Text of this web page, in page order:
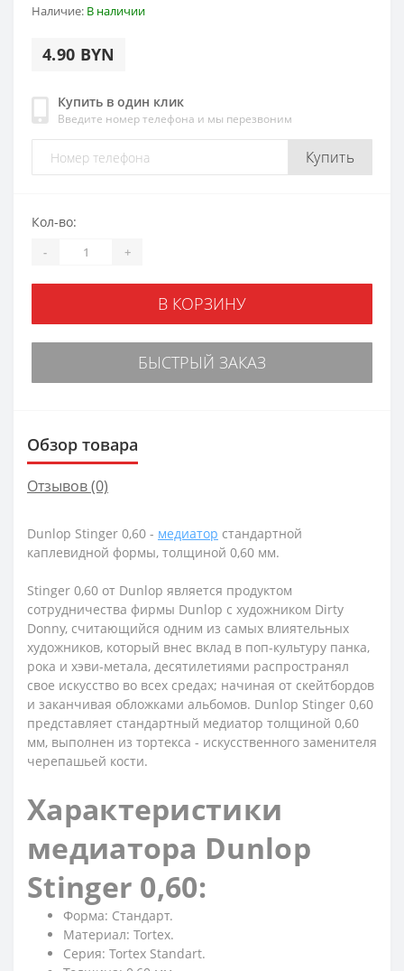
Наличие: В наличии
4.90 BYN
Купить в один клик
Введите номер телефона и мы перезвоним
Купить
Кол-во:
- +
В КОРЗИНУ
БЫСТРЫЙ ЗАКАЗ
Обзор товара
Отзывов (0)
Dunlop Stinger 0,60 - медиатор стандартной
каплевидной формы, толщиной 0,60 мм.
Stinger 0,60 от Dunlop является продуктом
сотрудничества фирмы Dunlop с художником Dirty
Donny, считающийся одним из самых влиятельных
художников, который внес вклад в поп-культуру панка,
рока и хэви-метала, десятилетиями распространял
свое искусство во всех средах; начиная от скейтбордов
и заканчивая обложками альбомов. Dunlop Stinger 0,60
представляет стандартный медиатор толщиной 0,60
мм, выполнен из тортекса - искусственного заменителя
черепашьей кости.
Характеристики
медиатора Dunlop
Stinger 0,60:
Форма: Стандарт.
Материал: Tortex.
Серия: Tortex Standart.